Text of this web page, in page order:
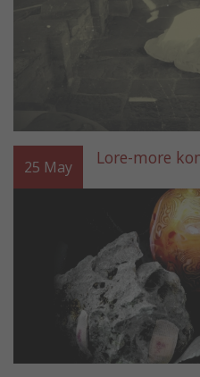
25 May Lore-more